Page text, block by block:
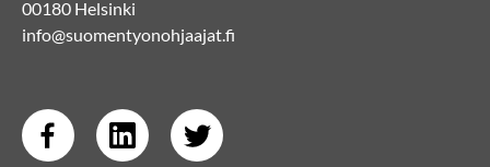
00180 Helsinki
info@suomentyonohjaajat.fi